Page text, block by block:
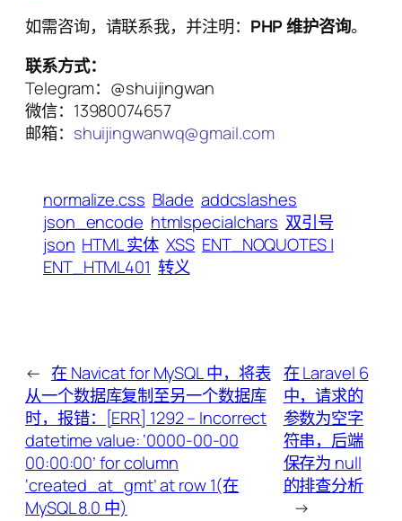
如需咨询，请联系我，并注明： PHP 维护咨询。
联系方式：
Telegram：@shuijingwan
微信：13980074657
邮箱： shuijingwanwq@gmail.com
normalize.css Blade addcslashes
json_encode htmlspecialchars 双引号
json HTML 实体 XSS ENT_NOQUOTES |
ENT_HTML401 转义
← 在 Navicat for MySQL 中，将表
从一个数据库复制至另一个数据库
时，报错：[ERR] 1292 – Incorrect
datetime value: ‘0000-00-00
00:00:00’ for column
‘created_at_gmt’ at row 1(在
MySQL 8.0 中)
在 Laravel 6
中，请求的
参数为空字
符串，后端
保存为 null
的排查分析
→